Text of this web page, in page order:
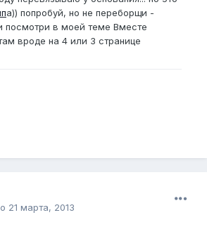
а)) попробуй, но не переборщи -
посмотри в моей теме Вместе
вроде на 4 или 3 странице
21 марта, 2013